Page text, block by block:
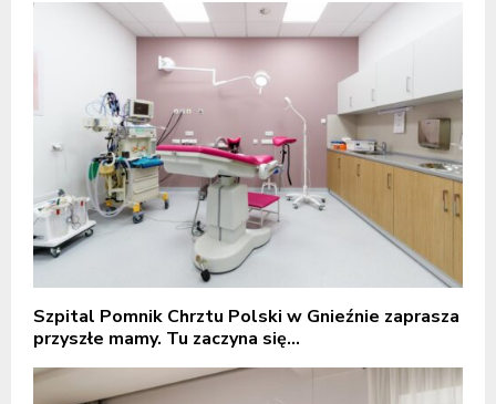
Szpital Pomnik Chrztu Polski w Gnieźnie zaprasza
przyszłe mamy. Tu zaczyna się...